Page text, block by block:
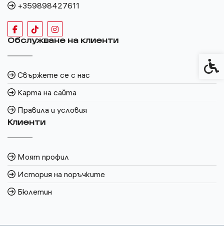
+359898427611
Обслужване на клиенти
Свържете се с нас
Карта на сайта
Правила и условия
Клиенти
Моят профил
История на поръчките
Бюлетин